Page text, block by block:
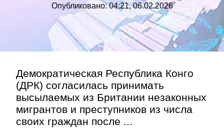
Опубликовано: 04:21, 06.02.2026
Демократическая Республика Конго
(ДРК) согласилась принимать
высылаемых из Британии незаконных
мигрантов и преступников из числа
своих граждан после ...
»
Контакт»